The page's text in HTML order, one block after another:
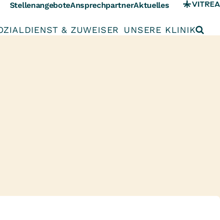
StellenangeboteAnsprechpartnerAktuelles
& ZUWEISER UNSERE KLINIK